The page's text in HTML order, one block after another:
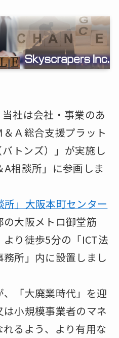
社は会社・事業のあ
Ａ総合支援プラット
トンズ）」が実施し
相談所」に参画しま
所」大阪本町センター
大阪メトロ御堂筋
り徒歩5分の「ICT法
所」内に設置しまし
「大廃業時代」を迎
小規模事業者のマネ
るよう、より有用な